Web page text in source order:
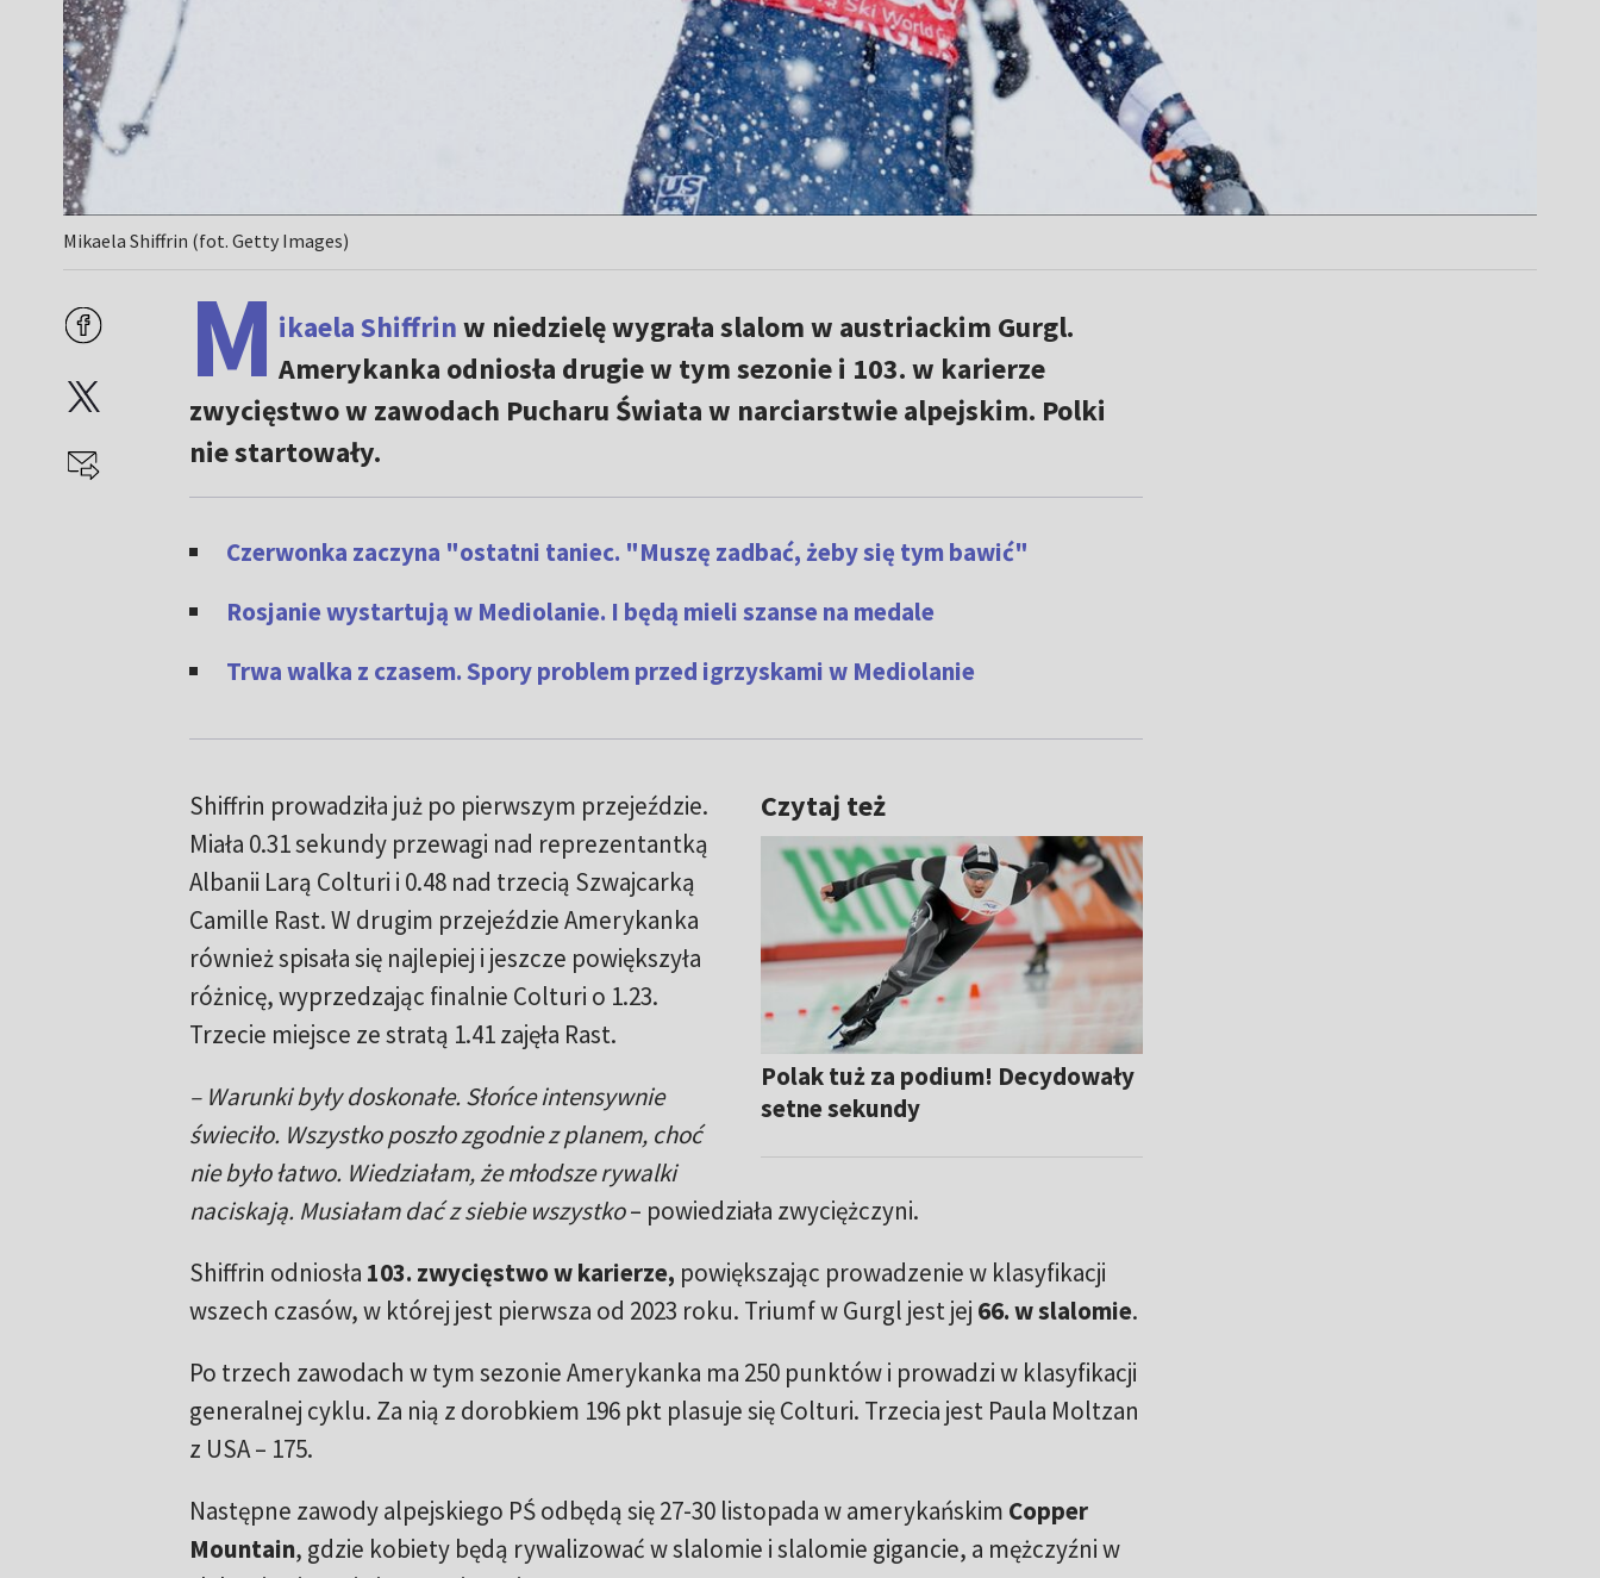
Mikaela Shiffrin (fot. Getty Images)
M ikaela Shiffrinw niedzielę wygrała slalom w austriackim Gurgl.
Amerykanka odniosła drugie w tym sezonie i 103. w karierze
zwycięstwo w zawodach Pucharu Świata w narciarstwie alpejskim. Polki
nie startowały.
Czerwonka zaczyna "ostatni taniec. "Muszę zadbać, żeby się tym bawić"
Rosjanie wystartują w Mediolanie. I będą mieli szanse na medale
Trwa walka z czasem. Spory problem przed igrzyskami w Mediolanie
Czytaj też
Polak tuż za podium! Decydowały
setne sekundy
Shiffrin prowadziła już po pierwszym przejeździe.
Miała 0.31 sekundy przewagi nad reprezentantką
Albanii Larą Colturi i 0.48 nad trzecią Szwajcarką
Camille Rast. W drugim przejeździe Amerykanka
również spisała się najlepiej i jeszcze powiększyła
różnicę, wyprzedzając finalnie Colturi o 1.23.
Trzecie miejsce ze stratą 1.41 zajęła Rast.
– Warunki były doskonałe. Słońce intensywnie
świeciło. Wszystko poszło zgodnie z planem, choć
nie było łatwo. Wiedziałam, że młodsze rywalki
naciskają. Musiałam dać z siebie wszystko– powiedziała zwyciężczyni.
Shiffrin odniosła 103. zwycięstwo w karierze, powiększając prowadzenie w klasyfikacji
wszech czasów, w której jest pierwsza od 2023 roku. Triumf w Gurgl jest jej 66. w slalomie.
Po trzech zawodach w tym sezonie Amerykanka ma 250 punktów i prowadzi w klasyfikacji
generalnej cyklu. Za nią z dorobkiem 196 pkt plasuje się Colturi. Trzecia jest Paula Moltzan
z USA – 175.
Następne zawody alpejskiego PŚ odbędą się 27-30 listopada w amerykańskim Copper
Mountain, gdzie kobiety będą rywalizować w slalomie i slalomie gigancie, a mężczyźni w